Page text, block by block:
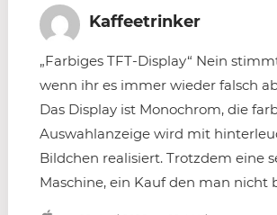
Kaffeetrinker
„Farbiges TFT-Display“ Nein
wenn ihr es immer wieder falsch
Das Display ist Monochrom, die
Auswahlanzeige wird mit
Bildchen realisiert. Trotzdem eine
Maschine, ein Kauf den man nicht